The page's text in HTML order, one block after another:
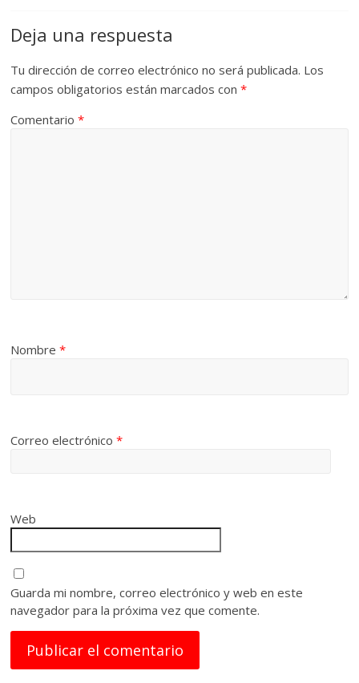
Deja una respuesta
Tu dirección de correo electrónico no será publicada. Los
campos obligatorios están marcados con*
Comentario*
Nombre*
Correo electrónico*
Web
Guarda mi nombre, correo electrónico y web en este
navegador para la próxima vez que comente.